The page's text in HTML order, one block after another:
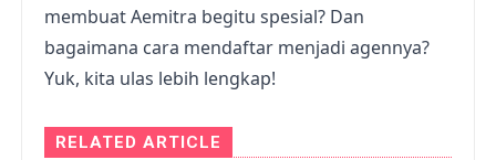
membuat Aemitra begitu spesial? Dan
bagaimana cara mendaftar menjadi agennya?
Yuk, kita ulas lebih lengkap!
RELATED ARTICLE